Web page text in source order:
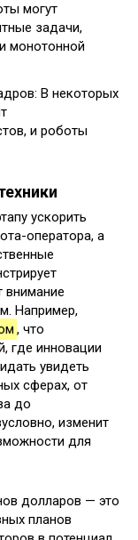
могут
задачи,
монотонной
В некоторых
и роботы
ускорить
оператора, а
внимание
Например,
, что
где инновации
увидеть
сферах, от
до
изменит
для
долларов — это
планов